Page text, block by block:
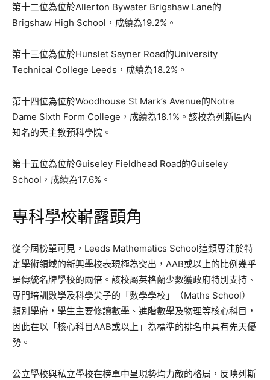
第十二位為位於Allerton Bywater Brigshaw Lane的
Brigshaw High School，成績為19.2%。
第十三位為位於Hunslet Sayner Road的University
Technical College Leeds，成績為18.2%。
第十四位為位於Woodhouse St Mark’s Avenue的Notre
Dame Sixth Form College，成績為18.1%。該校為列斯區內
知名的天主教預科學院。
第十五位為位於Guiseley Fieldhead Road的Guiseley
School，成績為17.6%。
專科學校嶄露頭角
從今屆榜單可見，Leeds Mathematics School這類專注於特
定學術領域的新興學校表現極為突出，AAB或以上的比例幾乎
是傳統名牌學校的兩倍。該校屬英格蘭少數獲政府特別支持、
專門培訓數學及科學尖子的「數學學校」（Maths School）
類別學府，學生主要修讀數學、進階數學及物理等核心科目，
因此在以「核心科目AAB或以上」為標準的排名中具有先天優
勢。
公立學校與私立學校在榜單中呈現勢均力敵的格局，反映列斯